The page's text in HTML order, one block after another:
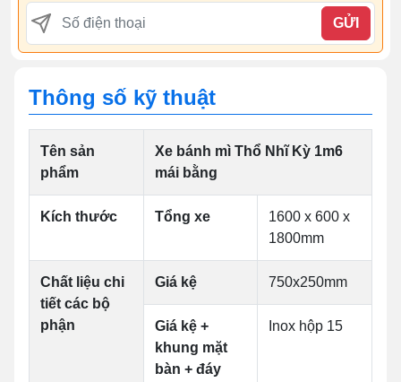
GỬI
Thông số kỹ thuật
Tên sản
phẩm
Xe bánh mì Thổ Nhĩ Kỳ 1m6
mái bằng
Kích thước Tổng xe
1600 x 600 x
1800mm
Chất liệu chi
tiết các bộ
phận
Giá kệ 750x250mm
Giá kệ +
khung mặt
bàn + đáy
Inox hộp 15